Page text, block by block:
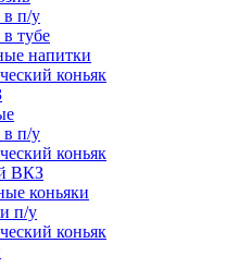
в п/у
тубе
напитки
коньяк
в п/у
коньяк
ВКЗ
коньяки
п/у
коньяк